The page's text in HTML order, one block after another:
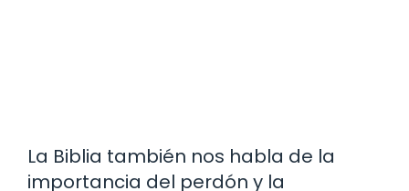
La Biblia también nos habla de la
importancia del perdón y la